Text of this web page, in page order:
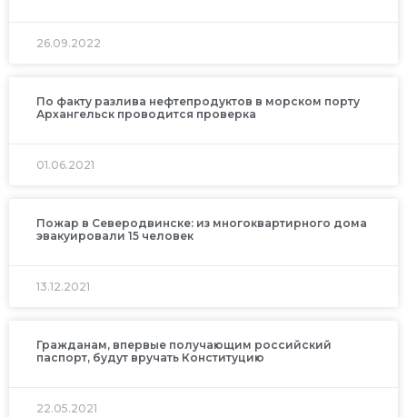
26.09.2022
По факту разлива нефтепродуктов в морском порту
Архангельск проводится проверка
01.06.2021
Пожар в Северодвинске: из многоквартирного дома
эвакуировали 15 человек
13.12.2021
Гражданам, впервые получающим российский
паспорт, будут вручать Конституцию
22.05.2021